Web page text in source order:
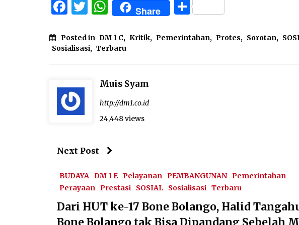
Facebook
Twitter
WhatsApp
Share Share
Posted in DM 1 C, Kritik, Pemerintahan, Protes, Sorotan,
Sosialisasi, Terbaru
Muis Syam
http://dm1.co.id
24,448 views
Next Post
BUDAYA DM 1 E Pelayanan PEMBANGUNAN Pemerintahan
Perayaan Prestasi SOSIAL Sosialisasi Terbaru
Dari HUT ke-17 Bone Bolango, Halid
Bone Bolango tak Bisa Dipandang Sebelah